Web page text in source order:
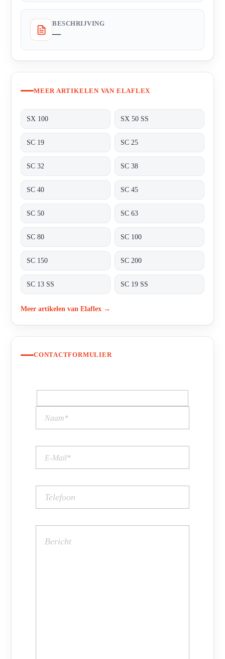
BESCHRIJVING
—
MEER ARTIKELEN VAN ELAFLEX
SX 100 SX 50 SS
SC 19 SC 25
SC 32 SC 38
SC 40 SC 45
SC 50 SC 63
SC 80 SC 100
SC 150 SC 200
SC 13 SS SC 19 SS
Meer artikelen van Elaflex →
CONTACTFORMULIER